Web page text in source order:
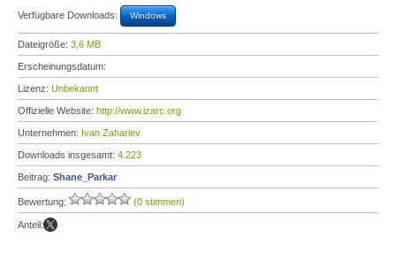
Verfügbare Downloads: Windows
Dateigröße: 3,6 MB
Erscheinungsdatum:
Lizenz: Unbekannt
Offizielle Website: http://www.izarc.org
Unternehmen: Ivan Zahariev
Downloads insgesamt: 4.223
Beitrag: Shane_Parkar
Bewertung: (0 stimmen)
Anteil: